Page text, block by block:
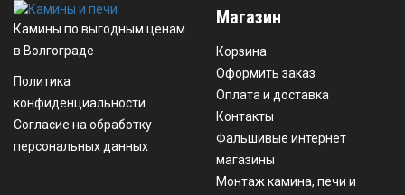
Камины по выгодным ценам
в Волгограде
Политика
конфиденциальности
Согласие на обработку
персональных данных
Магазин
Корзина
Оформить заказ
Оплата и доставка
Контакты
Фальшивые интернет
магазины
Монтаж камина, печи и